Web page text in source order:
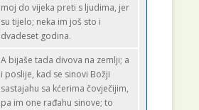
moj do vijeka preti s ljudima, jer
su tijelo; neka im još sto i
dvadeset godina.
A bijaše tada divova na zemlji; a
i poslije, kad se sinovi Božji
sastajahu sa kćerima čovječijim,
pa im one rađahu sinove; to